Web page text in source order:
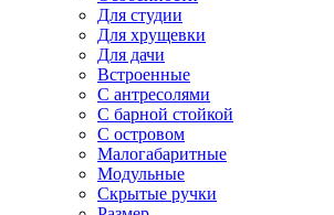
Для студии
Для хрущевки
Для дачи
Встроенные
С антресолями
С барной стойкой
С островом
Малогабаритные
Модульные
Скрытые ручки